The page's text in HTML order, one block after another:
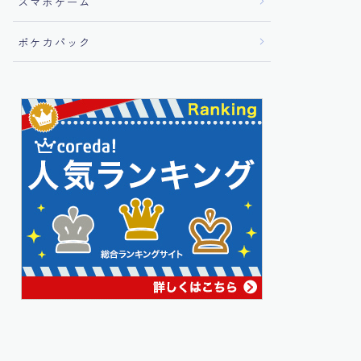
ポケカパック